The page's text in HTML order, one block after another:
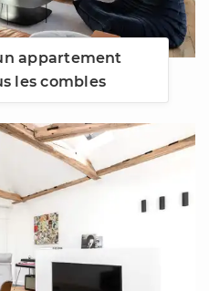
appartement
les combles